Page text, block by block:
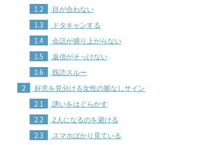
1.2 目が合わない
1.3 ドタキャンする
1.4 会話が盛り上がらない
1.5 返信がそっけない
1.6 既読スルー
2 好意を見分ける女性の脈なしサイン
2.1 誘いをはぐらかす
2.2 2人になるのを避ける
2.3 スマホばかり見ている